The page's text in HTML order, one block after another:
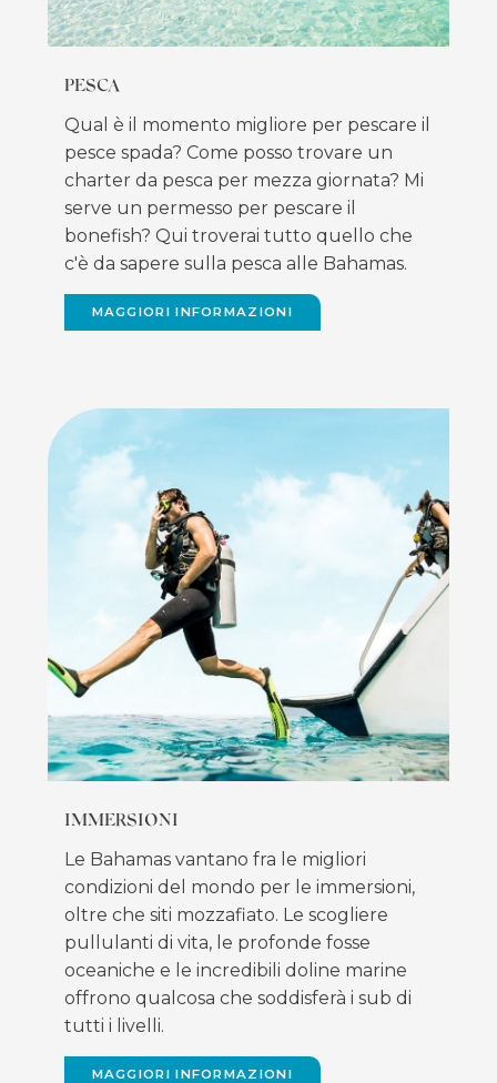
PESCA
Qual è il momento migliore per pescare il
pesce spada? Come posso trovare un
charter da pesca per mezza giornata? Mi
serve un permesso per pescare il
bonefish? Qui troverai tutto quello che
c'è da sapere sulla pesca alle Bahamas.
MAGGIORI INFORMAZIONI
IMMERSIONI
Le Bahamas vantano fra le migliori
condizioni del mondo per le immersioni,
oltre che siti mozzafiato. Le scogliere
pullulanti di vita, le profonde fosse
oceaniche e le incredibili doline marine
offrono qualcosa che soddisferà i sub di
tutti i livelli.
MAGGIORI INFORMAZIONI